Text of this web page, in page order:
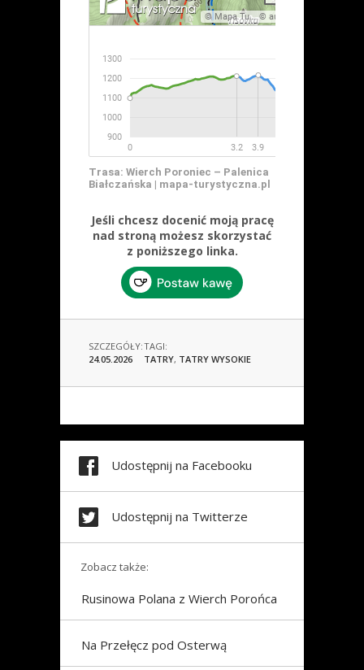
Trasa: Wierch Poroniec – Palenica
Białczańska | mapa-turystyczna.pl
Jeśli chcesz docenić moją pracę
nad stroną możesz skorzystać
z poniższego linka.
SZCZEGÓŁY:
24.05.2026
TAGI:
TATRY, TATRY WYSOKIE
Udostępnij na Facebooku
Udostępnij na Twitterze
Zobacz także:
Rusinowa Polana z Wierch Porońca
Na Przełęcz pod Osterwą